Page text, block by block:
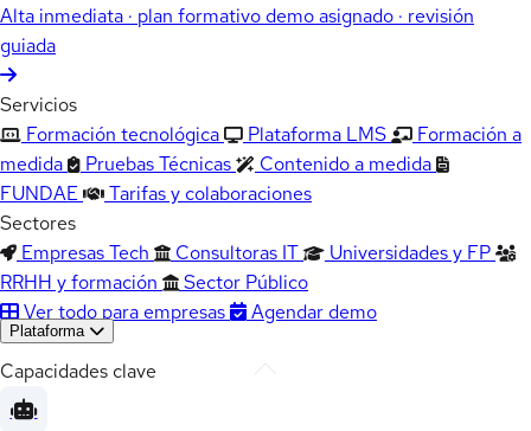
Alta inmediata · plan formativo demo asignado · revisión
guiada
Servicios
Formación tecnológica
Plataforma LMS
Formación a
medida
Pruebas Técnicas
Contenido a medida
FUNDAE
Tarifas y colaboraciones
Sectores
Empresas Tech
Consultoras IT
Universidades y FP
RRHH y formación
Sector Público
Ver todo para empresas
Agendar demo
Plataforma
Capacidades clave